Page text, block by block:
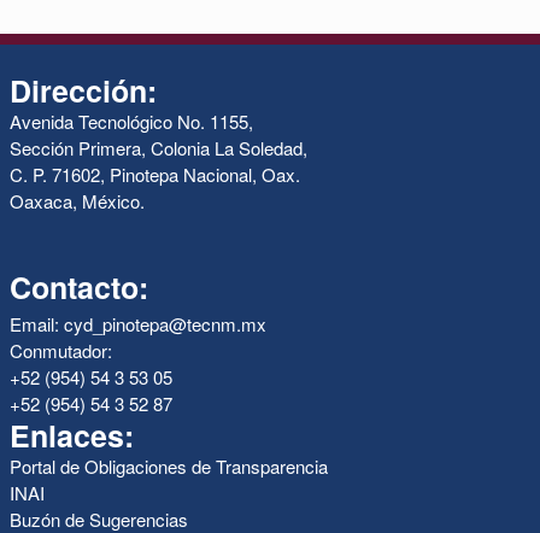
Dirección:
Avenida Tecnológico No. 1155,
Sección Primera, Colonia La Soledad,
C. P. 71602, Pinotepa Nacional, Oax.
Oaxaca, México.
Contacto:
Email: cyd_pinotepa@tecnm.mx
Conmutador:
+52 (954) 54 3 53 05
+52 (954) 54 3 52 87
Enlaces:
Portal de Obligaciones de Transparencia
INAI
Buzón de Sugerencias